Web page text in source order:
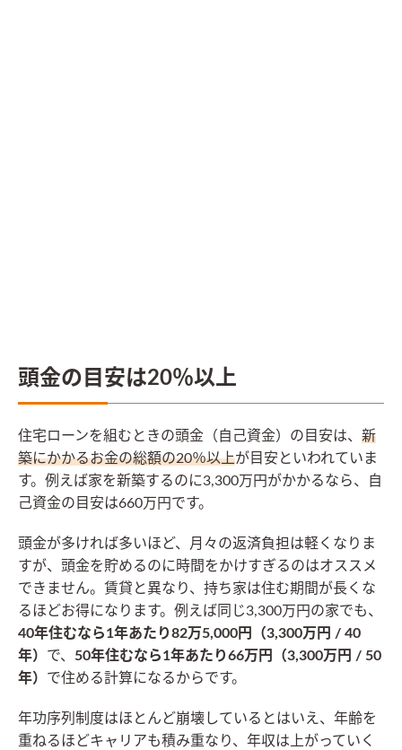
頭金の目安は20％以上
住宅ローンを組むときの頭金（自己資金）の目安は、 新
築にかかるお金の総額の20％以上が目安といわれていま
す。例えば家を新築するのに3,300万円がかかるなら、自
己資金の目安は660万円です。
頭金が多ければ多いほど、月々の返済負担は軽くなりま
すが、頭金を貯めるのに時間をかけすぎるのはオススメ
できません。賃貸と異なり、持ち家は住む期間が長くな
るほどお得になります。例えば同じ3,300万円の家でも、
40年住むなら1年あたり82万5,000円（3,300万円 / 40
年） で、 50年住むなら1年あたり66万円（3,300万円 / 50
年） で住める計算になるからです。
年功序列制度はほとんど崩壊しているとはいえ、年齢を
重ねるほどキャリアも積み重なり、年収は上がっていく